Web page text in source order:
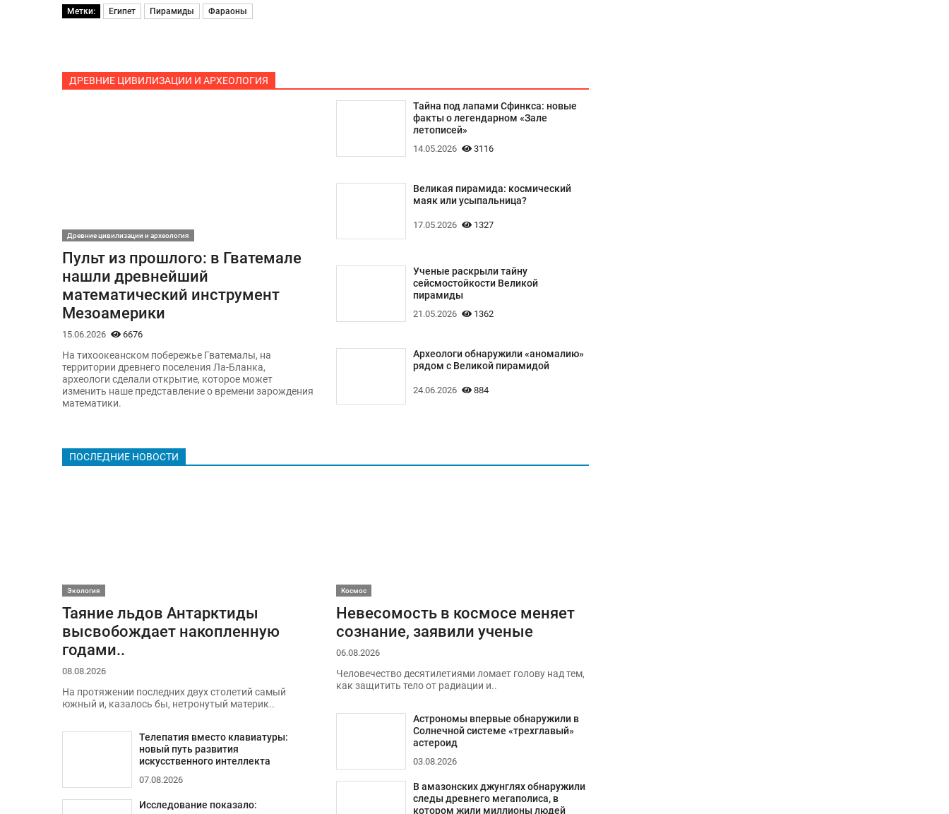
Метки: Египет Пирамиды Фараоны
ДРЕВНИЕ ЦИВИЛИЗАЦИИ И АРХЕОЛОГИЯ
Древние цивилизации и археология
Пульт из прошлого: в Гватемале
нашли древнейший
математический инструмент
Мезоамерики
15.06.2026 6676
На тихоокеанском побережье Гватемалы, на
территории древнего поселения Ла-Бланка,
археологи сделали открытие, которое может
изменить наше представление о времени зарождения
математики.
Тайна под лапами Сфинкса: новые
факты о легендарном «Зале
летописей»
14.05.2026 3116
Великая пирамида: космический
маяк или усыпальница?
17.05.2026 1327
Ученые раскрыли тайну
сейсмостойкости Великой
пирамиды
21.05.2026 1362
Археологи обнаружили «аномалию»
рядом с Великой пирамидой
24.06.2026 884
ПОСЛЕДНИЕ НОВОСТИ
Экология
Таяние льдов Антарктиды
высвобождает накопленную
годами..
08.08.2026
На протяжении последних двух столетий самый
южный и, казалось бы, нетронутый материк..
Телепатия вместо клавиатуры:
новый путь развития
искусственного интеллекта
07.08.2026
Исследование показало:
Космос
Невесомость в космосе меняет
сознание, заявили ученые
06.08.2026
Человечество десятилетиями ломает голову над тем,
как защитить тело от радиации и..
Астрономы впервые обнаружили в
Солнечной системе «трехглавый»
астероид
03.08.2026
В амазонских джунглях обнаружили
следы древнего мегаполиса, в
котором жили миллионы людей